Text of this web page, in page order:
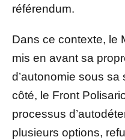
référendum.
Dans ce contexte, le
mis en avant sa
d’autonomie sous
côté, le Front
processus
plusieurs options,